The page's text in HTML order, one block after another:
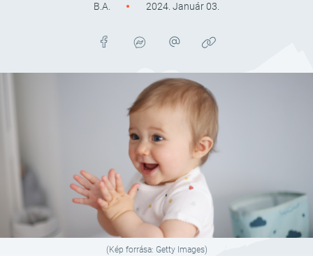
B.A. 2024. Január 03.
(Kép forrása: Getty Images)